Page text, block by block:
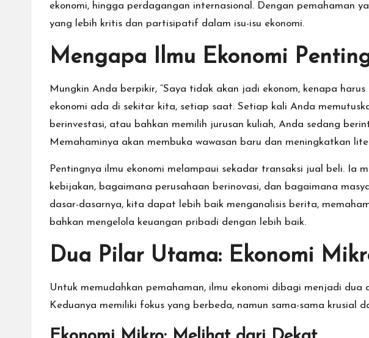
ekonomi, hingga perdagangan internasional. Dengan pemahaman
yang lebih kritis dan partisipatif dalam isu-isu ekonomi.
Mengapa Ilmu Ekonomi
Mungkin Anda berpikir, “Saya tidak akan jadi ekonom, kenapa harus
ekonomi ada di sekitar kita, setiap saat. Setiap kali Anda
berinvestasi, atau bahkan memilih jurusan kuliah, Anda sedang
Memahaminya akan membuka wawasan baru dan meningkatkan
Pentingnya ilmu ekonomi melampaui sekadar transaksi jual beli. Ia
kebijakan, bagaimana perusahaan berinovasi, dan bagaimana
dasar-dasarnya, kita dapat lebih baik menganalisis berita,
bahkan mengelola keuangan pribadi dengan lebih baik.
Dua Pilar Utama: Ekonomi
Untuk memudahkan pemahaman, ilmu ekonomi dibagi menjadi dua
Keduanya memiliki fokus yang berbeda, namun sama-sama krusial